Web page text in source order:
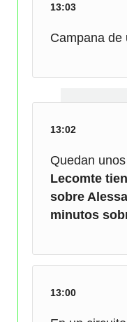
13:03
Campana de
13:02
Quedan
Lecomte
sobre
minutos
13:00